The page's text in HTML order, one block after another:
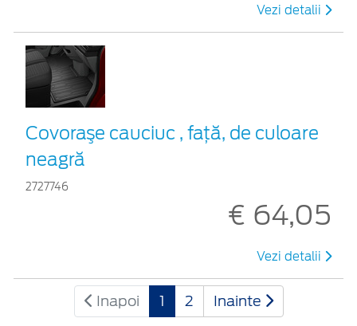
Vezi detalii
Covoraşe cauciuc , faţă, de culoare
neagră
2727746
€ 64,05
Vezi detalii
Inapoi 1 2 Inainte